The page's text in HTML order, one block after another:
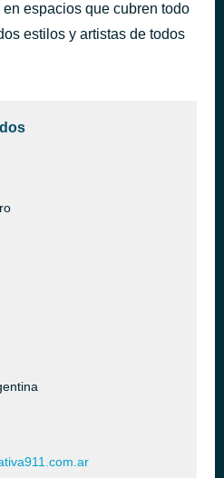
espacios que cubren todo
estilos y artistas de todos